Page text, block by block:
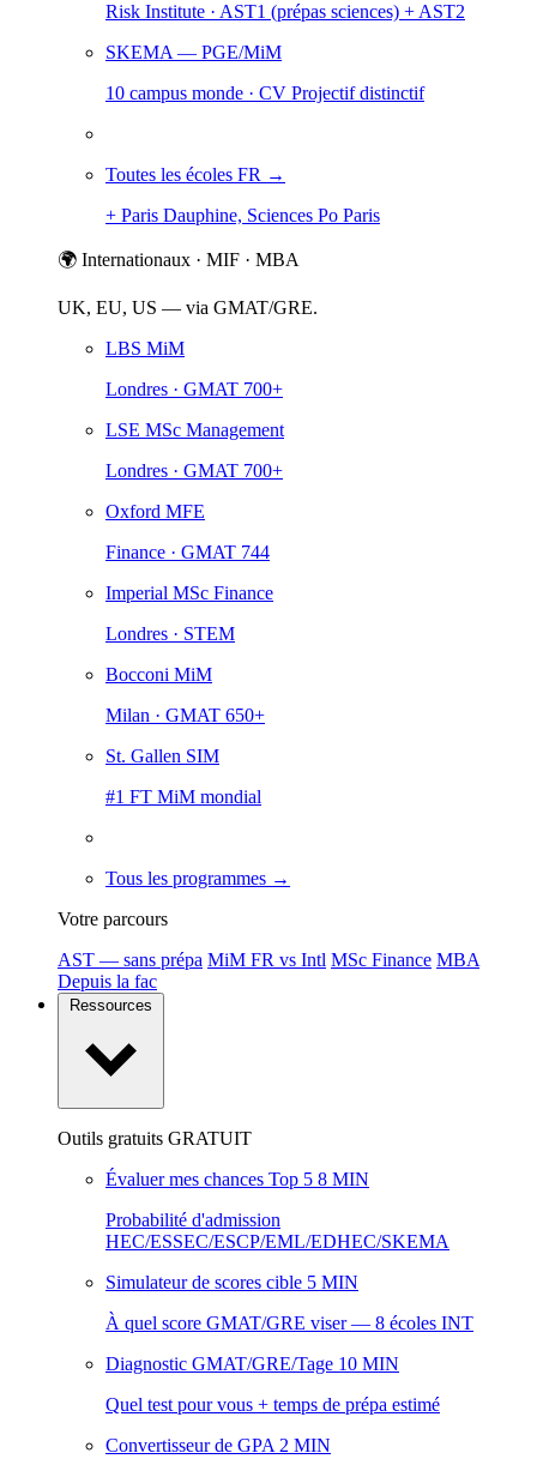
Risk Institute · AST1 (prépas sciences) + AST2
SKEMA — PGE/MiM
10 campus monde · CV Projectif distinctif
Toutes les écoles FR →
+ Paris Dauphine, Sciences Po Paris
🌍 Internationaux · MIF · MBA
UK, EU, US — via GMAT/GRE.
LBS MiM
Londres · GMAT 700+
LSE MSc Management
Londres · GMAT 700+
Oxford MFE
Finance · GMAT 744
Imperial MSc Finance
Londres · STEM
Bocconi MiM
Milan · GMAT 650+
St. Gallen SIM
#1 FT MiM mondial
Tous les programmes →
Votre parcours
AST — sans prépa MiM FR vs Intl MSc Finance MBA
Depuis la fac
Outils gratuits GRATUIT
Évaluer mes chances Top 5 8 MIN
Probabilité d'admission
HEC/ESSEC/ESCP/EML/EDHEC/SKEMA
Simulateur de scores cible 5 MIN
À quel score GMAT/GRE viser — 8 écoles INT
Diagnostic GMAT/GRE/Tage 10 MIN
Quel test pour vous + temps de prépa estimé
Convertisseur de GPA 2 MIN